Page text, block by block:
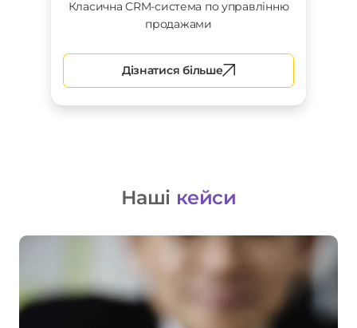
Класична CRM-система по управлінню
продажами
Дізнатися більше
Наші кейси